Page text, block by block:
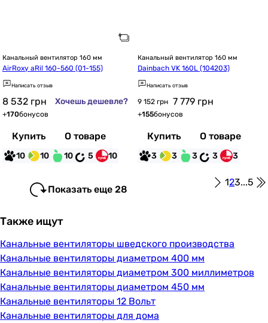
Канальный вентилятор 160 мм
AirRoxy aRil 160-560 (01-155)
Написать отзыв
8 532 грн Хочешь дешевле?
+170бонусов
Купить О товаре
10 10 10 5 10
Канальный вентилятор 160 мм
Dainbach VK 160L (104203)
Написать отзыв
9 152 грн 7 779 грн
+155бонусов
Купить О товаре
3 3 3 3 3
Показать еще 28
123...5
Также ищут
Канальные вентиляторы шведского производства
Канальные вентиляторы диаметром 400 мм
Канальные вентиляторы диаметром 300 миллиметров
Канальные вентиляторы диаметром 450 мм
Канальные вентиляторы 12 Вольт
Канальные вентиляторы для дома